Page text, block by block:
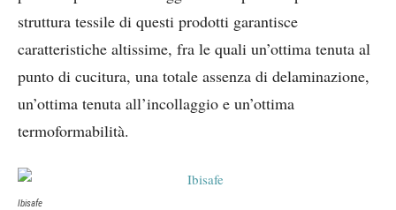
struttura tessile di questi prodotti garantisce
caratteristiche altissime, fra le quali un’ottima tenuta al
punto di cucitura, una totale assenza di delaminazione,
un’ottima tenuta all’incollaggio e un’ottima
termoformabilità.
Ibisafe